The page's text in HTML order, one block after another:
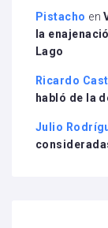
Pistacho en
la
Lago
Ricardo
habló de la
Julio